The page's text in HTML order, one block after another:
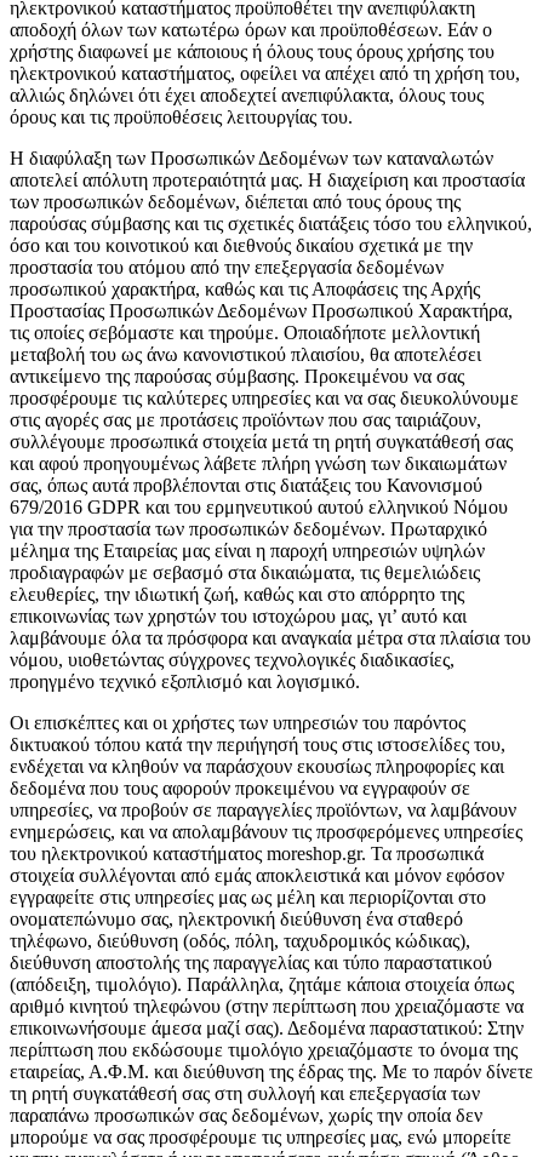
ηλεκτρονικού καταστήματος προϋποθέτει την ανεπιφύλακτη
αποδοχή όλων των κατωτέρω όρων και προϋποθέσεων. Εάν ο
χρήστης διαφωνεί με κάποιους ή όλους τους όρους χρήσης του
ηλεκτρονικού καταστήματος, οφείλει να απέχει από τη χρήση του,
αλλιώς δηλώνει ότι έχει αποδεχτεί ανεπιφύλακτα, όλους τους
όρους και τις προϋποθέσεις λειτουργίας του.
Η διαφύλαξη των Προσωπικών Δεδομένων των καταναλωτών
αποτελεί απόλυτη προτεραιότητά μας. Η διαχείριση και προστασία
των προσωπικών δεδομένων, διέπεται από τους όρους της
παρούσας σύμβασης και τις σχετικές διατάξεις τόσο του ελληνικού,
όσο και του κοινοτικού και διεθνούς δικαίου σχετικά με την
προστασία του ατόμου από την επεξεργασία δεδομένων
προσωπικού χαρακτήρα, καθώς και τις Αποφάσεις της Αρχής
Προστασίας Προσωπικών Δεδομένων Προσωπικού Χαρακτήρα,
τις οποίες σεβόμαστε και τηρούμε. Οποιαδήποτε μελλοντική
μεταβολή του ως άνω κανονιστικού πλαισίου, θα αποτελέσει
αντικείμενο της παρούσας σύμβασης. Προκειμένου να σας
προσφέρουμε τις καλύτερες υπηρεσίες και να σας διευκολύνουμε
στις αγορές σας με προτάσεις προϊόντων που σας ταιριάζουν,
συλλέγουμε προσωπικά στοιχεία μετά τη ρητή συγκατάθεσή σας
και αφού προηγουμένως λάβετε πλήρη γνώση των δικαιωμάτων
σας, όπως αυτά προβλέπονται στις διατάξεις του Κανονισμού
679/2016 GDPR και του ερμηνευτικού αυτού ελληνικού Νόμου
για την προστασία των προσωπικών δεδομένων. Πρωταρχικό
μέλημα της Εταιρείας μας είναι η παροχή υπηρεσιών υψηλών
προδιαγραφών με σεβασμό στα δικαιώματα, τις θεμελιώδεις
ελευθερίες, την ιδιωτική ζωή, καθώς και στο απόρρητο της
επικοινωνίας των χρηστών του ιστοχώρου μας, γι’ αυτό και
λαμβάνουμε όλα τα πρόσφορα και αναγκαία μέτρα στα πλαίσια του
νόμου, υιοθετώντας σύγχρονες τεχνολογικές διαδικασίες,
προηγμένο τεχνικό εξοπλισμό και λογισμικό.
Οι επισκέπτες και οι χρήστες των υπηρεσιών του παρόντος
δικτυακού τόπου κατά την περιήγησή τους στις ιστοσελίδες του,
ενδέχεται να κληθούν να παράσχουν εκουσίως πληροφορίες και
δεδομένα που τους αφορούν προκειμένου να εγγραφούν σε
υπηρεσίες, να προβούν σε παραγγελίες προϊόντων, να λαμβάνουν
ενημερώσεις, και να απολαμβάνουν τις προσφερόμενες υπηρεσίες
του ηλεκτρονικού καταστήματος moreshop.gr. Τα προσωπικά
στοιχεία συλλέγονται από εμάς αποκλειστικά και μόνον εφόσον
εγγραφείτε στις υπηρεσίες μας ως μέλη και περιορίζονται στο
ονοματεπώνυμο σας, ηλεκτρονική διεύθυνση ένα σταθερό
τηλέφωνο, διεύθυνση (οδός, πόλη, ταχυδρομικός κώδικας),
διεύθυνση αποστολής της παραγγελίας και τύπο παραστατικού
(απόδειξη, τιμολόγιο). Παράλληλα, ζητάμε κάποια στοιχεία όπως
αριθμό κινητού τηλεφώνου (στην περίπτωση που χρειαζόμαστε να
επικοινωνήσουμε άμεσα μαζί σας). Δεδομένα παραστατικού: Στην
περίπτωση που εκδώσουμε τιμολόγιο χρειαζόμαστε το όνομα της
εταιρείας, Α.Φ.Μ. και διεύθυνση της έδρας της. Με το παρόν δίνετε
τη ρητή συγκατάθεσή σας στη συλλογή και επεξεργασία των
παραπάνω προσωπικών σας δεδομένων, χωρίς την οποία δεν
μπορούμε να σας προσφέρουμε τις υπηρεσίες μας, ενώ μπορείτε